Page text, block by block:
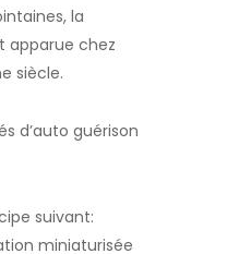
la
apparue chez
siècle.
d’auto guérison
suivant:
miniaturisée